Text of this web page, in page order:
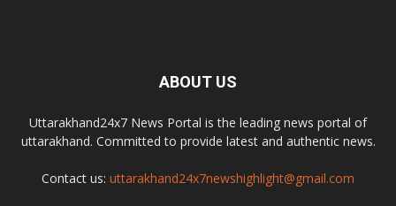
ABOUT US
Uttarakhand24x7 News Portal is the leading news portal of
uttarakhand. Committed to provide latest and authentic news.
Contact us: uttarakhand24x7newshighlight@gmail.com